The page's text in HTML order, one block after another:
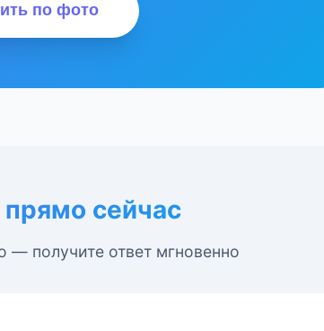
по фото
сейчас
— получите ответ мгновенно